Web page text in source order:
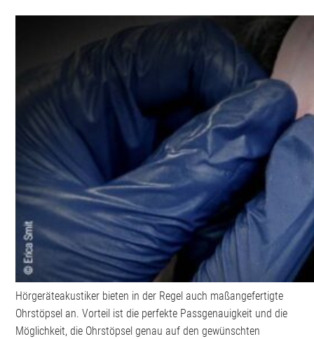
Hörgeräteakustiker bieten in der Regel auch maßangefertigte
Ohrstöpsel an. Vorteil ist die perfekte Passgenauigkeit und die
Möglichkeit, die Ohrstöpsel genau auf den gewünschten